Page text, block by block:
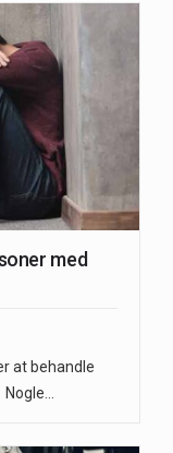
med
at behandle